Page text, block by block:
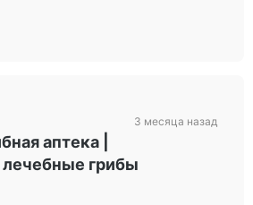
аптека |
грибы
3 месяца назад